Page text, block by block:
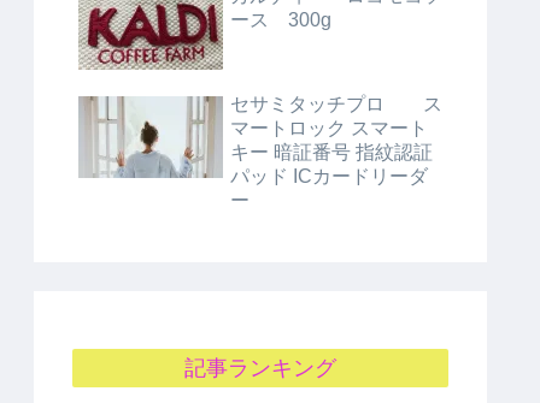
ース 300g
セサミタッチプロ ス
マートロック スマート
キー 暗証番号 指紋認証
パッド ICカードリーダ
ー
記事ランキング